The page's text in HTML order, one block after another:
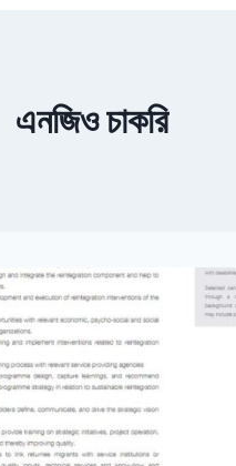
এনজিও চাকরি